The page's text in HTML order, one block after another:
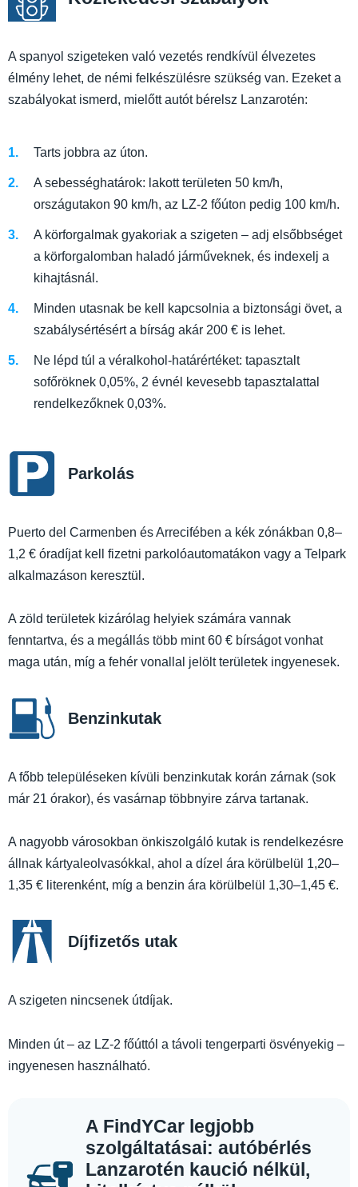
A spanyol szigeteken való vezetés rendkívül élvezetes
élmény lehet, de némi felkészülésre szükség van. Ezeket a
szabályokat ismerd, mielőtt autót bérelsz Lanzarotén:
Tarts jobbra az úton.
A sebességhatárok: lakott területen 50 km/h,
országutakon 90 km/h, az LZ-2 főúton pedig 100 km/h.
A körforgalmak gyakoriak a szigeten – adj elsőbbséget
a körforgalomban haladó járműveknek, és indexelj a
kihajtásnál.
Minden utasnak be kell kapcsolnia a biztonsági övet, a
szabálysértésért a bírság akár 200 € is lehet.
Ne lépd túl a véralkohol-határértéket: tapasztalt
sofőröknek 0,05%, 2 évnél kevesebb tapasztalattal
rendelkezőknek 0,03%.
Parkolás
Puerto del Carmenben és Arrecifében a kék zónákban 0,8–
1,2 € óradíjat kell fizetni parkolóautomatákon vagy a Telpark
alkalmazáson keresztül.
A zöld területek kizárólag helyiek számára vannak
fenntartva, és a megállás több mint 60 € bírságot vonhat
maga után, míg a fehér vonallal jelölt területek ingyenesek.
Benzinkutak
A főbb településeken kívüli benzinkutak korán zárnak (sok
már 21 órakor), és vasárnap többnyire zárva tartanak.
A nagyobb városokban önkiszolgáló kutak is rendelkezésre
állnak kártyaleolvasókkal, ahol a dízel ára körülbelül 1,20–
1,35 € literenként, míg a benzin ára körülbelül 1,30–1,45 €.
Díjfizetős utak
A szigeten nincsenek útdíjak.
Minden út – az LZ-2 főúttól a távoli tengerparti ösvényekig –
ingyenesen használható.
A FindYCar legjobb
szolgáltatásai: autóbérlés
Lanzarotén kaució nélkül,